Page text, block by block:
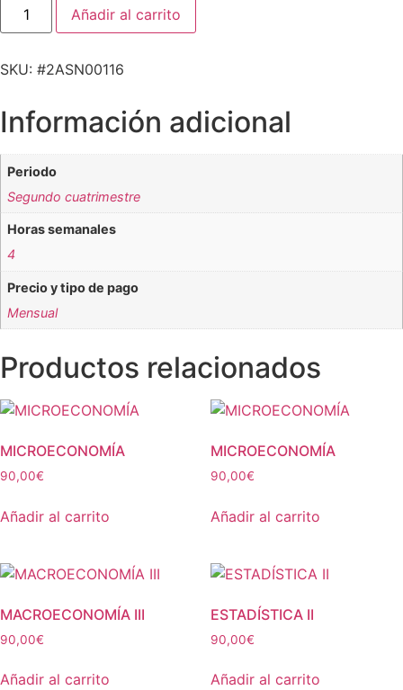
Añadir al carrito
SKU: #2ASN00116
Información adicional
Periodo
Segundo cuatrimestre
Horas semanales
4
Precio y tipo de pago
Mensual
Productos relacionados
MICROECONOMÍA
90,00€
Añadir al carrito
MICROECONOMÍA
90,00€
Añadir al carrito
MACROECONOMÍA III
90,00€
Añadir al carrito
ESTADÍSTICA II
90,00€
Añadir al carrito